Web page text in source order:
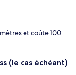
et coûte 100
(le cas échéant)